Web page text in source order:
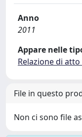
Anno
2011
Appare nelle
Relazione di
File in questo
Non ci sono file